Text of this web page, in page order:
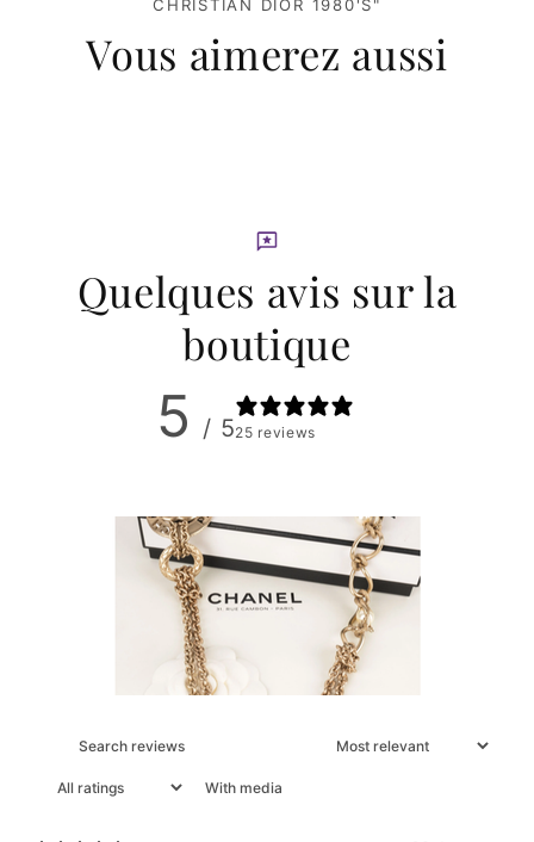
CHRISTIAN DIOR 1980'S"
Vous aimerez aussi
Quelques avis sur la
boutique
5 / 525 reviews
With media